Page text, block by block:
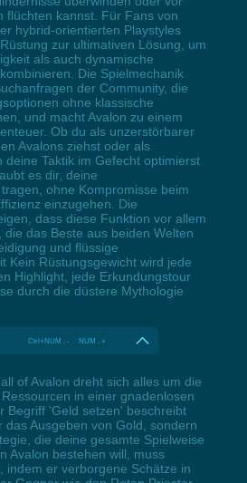
flüchten kannst. Für Fans von
hybrid-orientierten Playstyles
zur ultimativen Lösung, um
als auch dynamische
Die Spielmechanik
der Community, die
ohne klassische
und macht Avalon zu einem
Ob du als unzerstörbarer
Avalons ziehst oder als
deine Taktik im Gefecht optimierst
es dir, deine
ohne Kompromisse beim
einzugehen. Die
dass diese Funktion vor allem
das Beste aus beiden Welten
und flüssige
Kein Rüstungsgewicht wird jede
Highlight, jede Erkundungstour
durch die düstere Mythologie
Ctrl+NUM . - NUM . +
of Avalon dreht sich alles um die
in einer gnadenlosen
Begriff 'Geld setzen' beschreibt
das Ausgeben von Gold, sondern
die deine gesamte Spielweise
Avalon bestehen will, muss
indem er verborgene Schätze in